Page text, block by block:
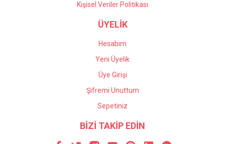
Kişisel Veriler Politikası
ÜYELİK
Hesabım
Yeni Üyelik
Üye Girişi
Şifremi Unuttum
Sepetiniz
BİZİ TAKİP EDİN